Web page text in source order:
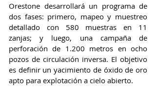
Orestone desarrollará un programa de
dos fases: primero, mapeo y muestreo
detallado con 580 muestras en 11
zanjas; y luego, una campaña de
perforación de 1.200 metros en ocho
pozos de circulación inversa. El objetivo
es definir un yacimiento de óxido de oro
apto para explotación a cielo abierto.